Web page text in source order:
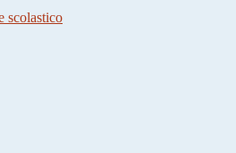
scolastico